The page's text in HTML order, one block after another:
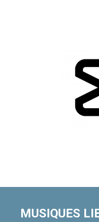
MUSIQUES